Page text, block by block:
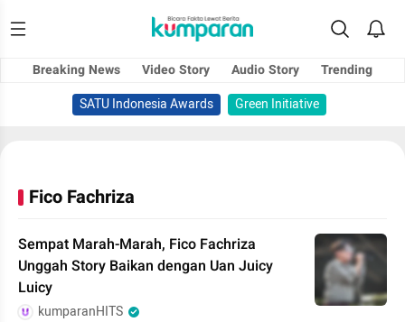
Breaking News Video Story Audio Story
Trending
SATU Indonesia Awards
Green Initiative
Fico Fachriza
Sempat Marah-Marah, Fico Fachriza
Unggah Story Baikan dengan Uan Juicy
Luicy
kumparanHITS